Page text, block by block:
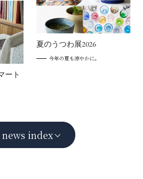
夏のうつわ展2026
今年の夏も涼やかに。
ート
news index